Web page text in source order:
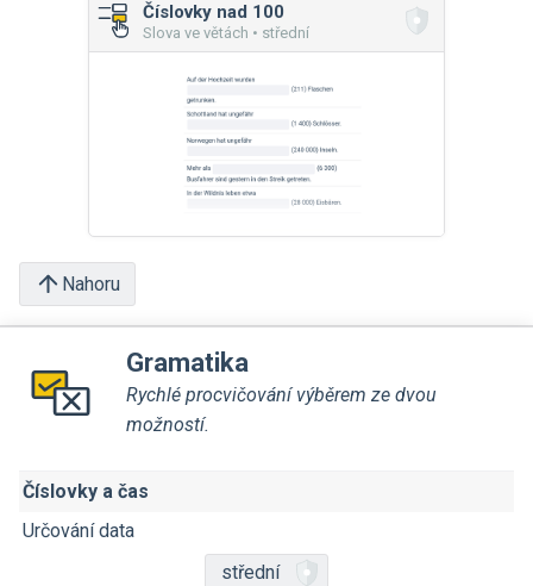
Číslovky nad 100
Slova ve větách • střední
Nahoru
Gramatika
Rychlé procvičování výběrem ze dvou
možností.
Číslovky a čas
Určování data
střední